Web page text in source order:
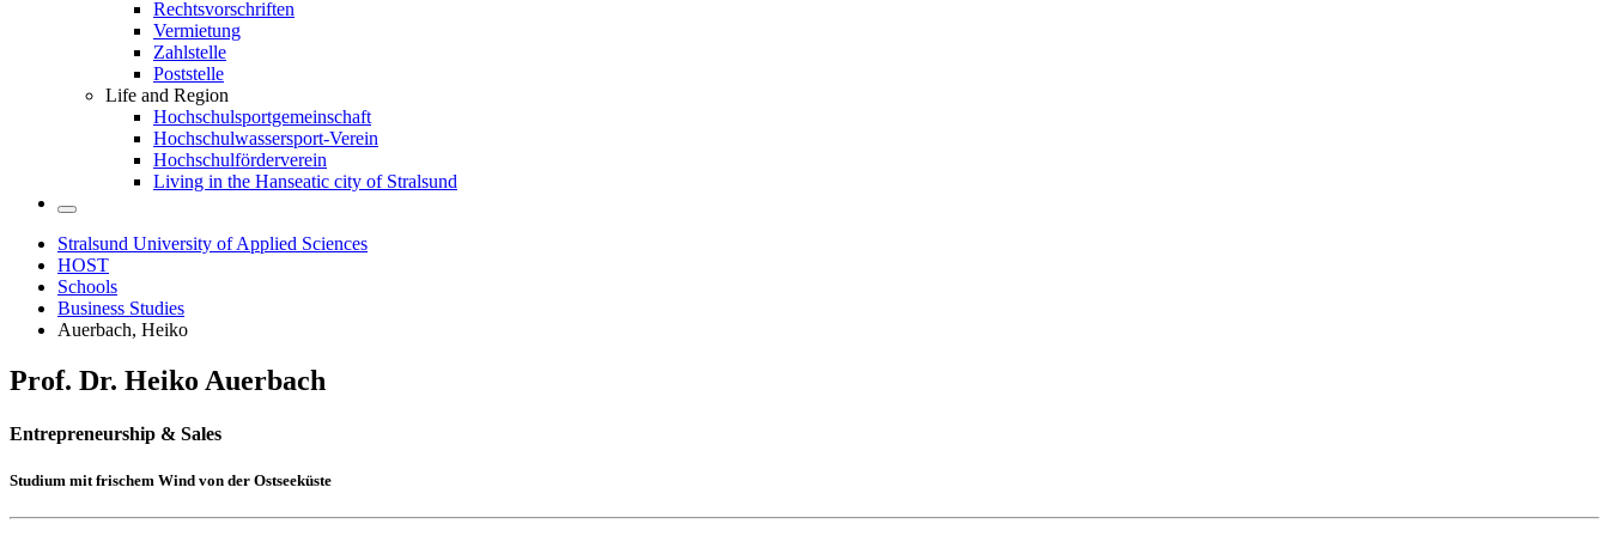
Rechtsvorschriften
Vermietung
Zahlstelle
Poststelle
Life and Region
Hochschulsportgemeinschaft
Hochschulwassersport-Verein
Hochschulförderverein
Living in the Hanseatic city of Stralsund
Stralsund University of Applied Sciences
HOST
Schools
Business Studies
Auerbach, Heiko
Prof. Dr. Heiko Auer­bach
En­tre­pre­neur­ship & Sales
Studium mit frischem Wind von der Ost­seeküste